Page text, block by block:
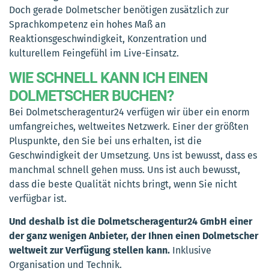
Doch gerade Dolmetscher benötigen zusätzlich zur
Sprachkompetenz ein hohes Maß an
Reaktionsgeschwindigkeit, Konzentration und
kulturellem Feingefühl im Live-Einsatz.
WIE SCHNELL KANN ICH EINEN
DOLMETSCHER BUCHEN?
Bei Dolmetscheragentur24 verfügen wir über ein enorm
umfangreiches, weltweites Netzwerk. Einer der größten
Pluspunkte, den Sie bei uns erhalten, ist die
Geschwindigkeit der Umsetzung. Uns ist bewusst, dass es
manchmal schnell gehen muss. Uns ist auch bewusst,
dass die beste Qualität nichts bringt, wenn Sie nicht
verfügbar ist.
Und deshalb ist die Dolmetscheragentur24 GmbH einer
der ganz wenigen Anbieter, der Ihnen einen Dolmetscher
weltweit zur Verfügung stellen kann. Inklusive
Organisation und Technik.